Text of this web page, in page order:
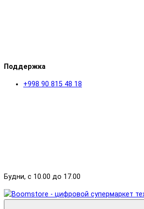
Поддержка
+998 90 815 48 18
Будни, с 10.00 до 17.00